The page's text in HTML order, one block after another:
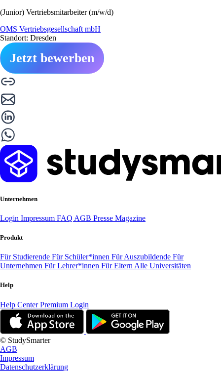
(Junior) Vertriebsmitarbeiter (m/w/d)
OMS Vertriebsgesellschaft mbH
Standort: Dresden
Jetzt bewerben
Unternehmen
Login Impressum FAQ AGB Presse Magazine
Produkt
Für Studierende Für Schüler*innen Für Auszubildende Für
Unternehmen Für Lehrer*innen Für Eltern Alle Universitäten
Help
Help CenterPremium Login
© StudySmarter
AGB
Impressum
Datenschutzerklärung